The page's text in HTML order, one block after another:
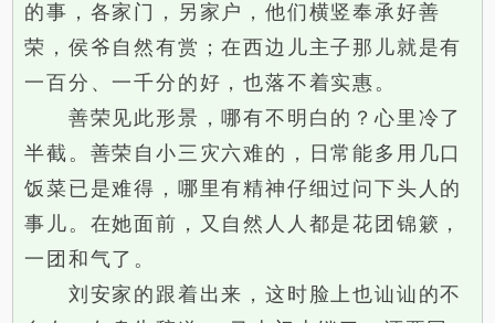
的事，各家门，另家户，他们横竖奉承好善
荣，侯爷自然有赏；在西边儿主子那儿就是有
一百分、一千分的好，也落不着实惠。
善荣见此形景，哪有不明白的？心里冷了
半截。善荣自小三灾六难的，日常能多用几口
饭菜已是难得，哪里有精神仔细过问下头人的
事儿。在她面前，又自然人人都是花团锦簌，
一团和气了。
刘安家的跟着出来，这时脸上也讪讪的不